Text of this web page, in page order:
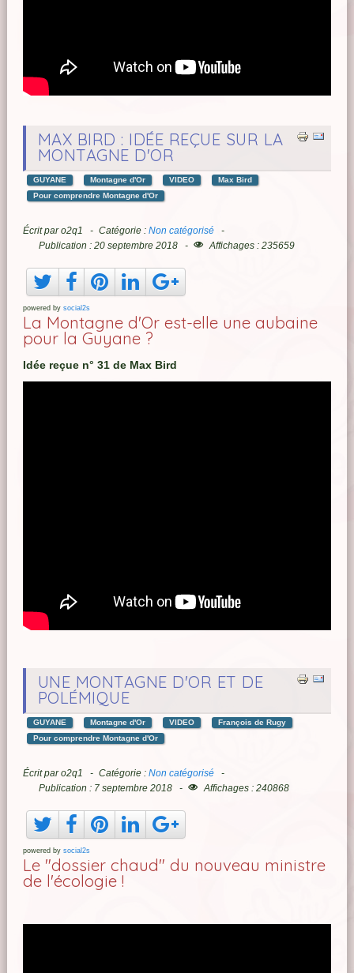
MAX BIRD : IDÉE REÇUE SUR LA
MONTAGNE D'OR
GUYANE Montagne d'Or VIDEO
Max Bird
Pour comprendre Montagne d'Or
Écrit paro2q1 Catégorie : Non catégorisé
Publication : 20 septembre 2018
Affichages : 235659
powered by social2s
La Montagne d'Or est-elle une aubaine
pour la Guyane ?
Idée reçue n° 31 de Max Bird
UNE MONTAGNE D'OR ET DE
POLÉMIQUE
GUYANE Montagne d'Or VIDEO
François de Rugy
Pour comprendre Montagne d'Or
Écrit paro2q1 Catégorie : Non catégorisé
Publication : 7 septembre 2018
Affichages : 240868
powered by social2s
Le "dossier chaud" du nouveau ministre
de l'écologie !